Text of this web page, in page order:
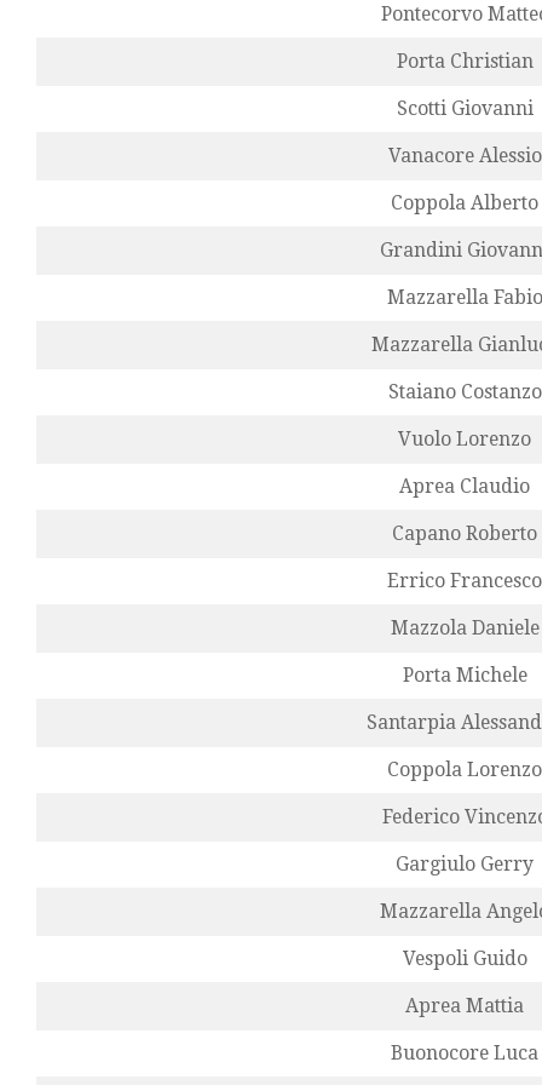
Pontecorvo
Porta Christian
Scotti Giovanni
Vanacore Alessio
Coppola Alberto
Grandini
Mazzarella Fabio
Mazzarella
Staiano Costanzo
Vuolo Lorenzo
Aprea Claudio
Capano Roberto
Errico Francesco
Mazzola Daniele
Porta Michele
Santarpia
Coppola Lorenzo
Federico
Gargiulo Gerry
Mazzarella
Vespoli Guido
Aprea Mattia
Buonocore Luca